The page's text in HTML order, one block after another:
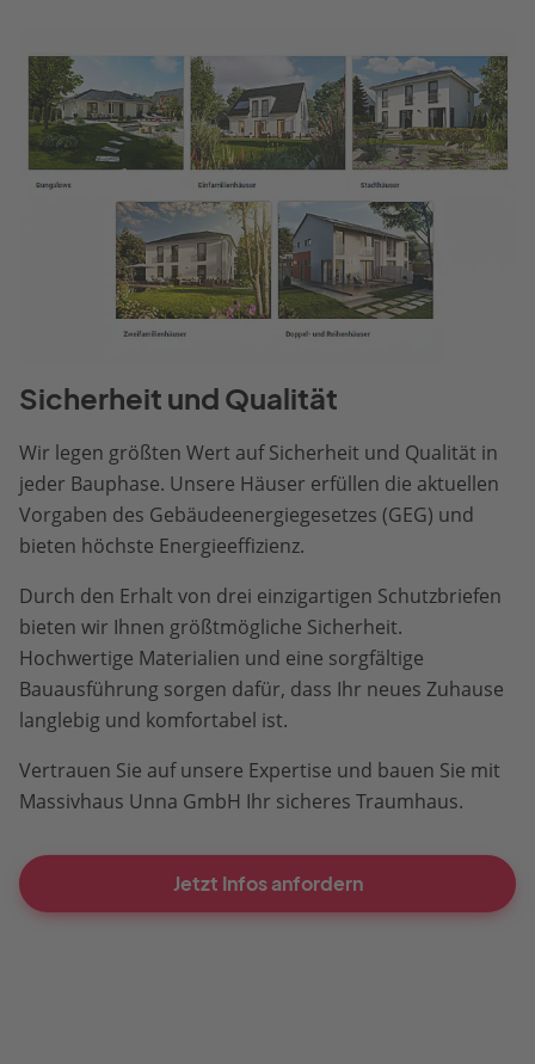
Sicherheit und Qualität
Wir legen größten Wert auf Sicherheit und Qualität in
jeder Bauphase. Unsere Häuser erfüllen die aktuellen
Vorgaben des Gebäudeenergiegesetzes (GEG) und
bieten höchste Energieeffizienz.
Durch den Erhalt von drei einzigartigen Schutzbriefen
bieten wir Ihnen größtmögliche Sicherheit.
Hochwertige Materialien und eine sorgfältige
Bauausführung sorgen dafür, dass Ihr neues Zuhause
langlebig und komfortabel ist.
Vertrauen Sie auf unsere Expertise und bauen Sie mit
Massivhaus Unna GmbH Ihr sicheres Traumhaus.
Jetzt Infos anfordern